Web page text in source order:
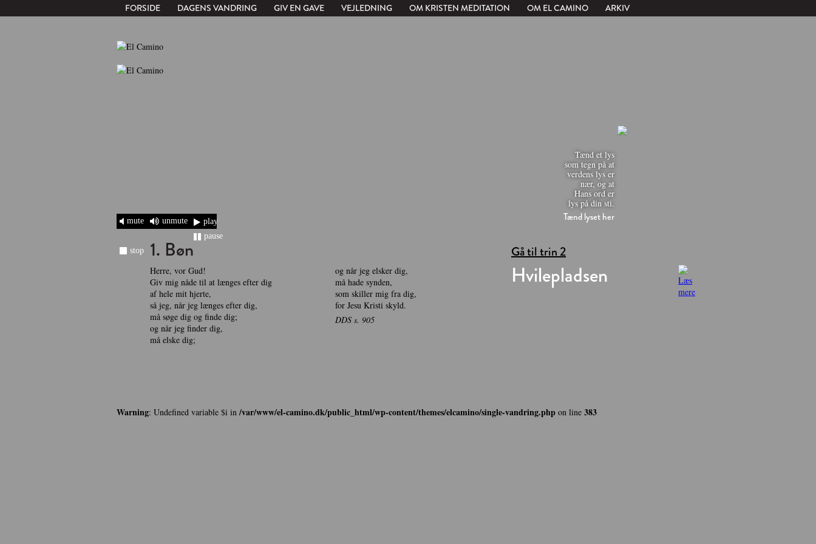
FORSIDE DAGENS VANDRING GIV EN GAVE VEJLEDNING OM KRISTEN MEDITATION OM EL CAMINO ARKIV
mute unmute
play
pause
stop
Tænd et lys
som tegn på at
verdens lys er
nær, og at
Hans ord er
lys på din sti.
Tænd lyset her
1. Bøn
Herre, vor Gud!
Giv mig nåde til at længes efter dig
af hele mit hjerte,
så jeg, når jeg længes efter dig,
må søge dig og finde dig;
og når jeg finder dig,
må elske dig;
og når jeg elsker dig,
må hade synden,
som skiller mig fra dig,
for Jesu Kristi skyld.
DDS s. 905
Gå til trin 2
Hvilepladsen
Warning: Undefined variable $i in/var/www/el-camino.dk/public_html/wp-content/themes/elcamino/single-vandring.php on line 383